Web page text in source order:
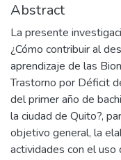
Abstract
La presente
¿Cómo contribuir al
aprendizaje de las
Trastorno por Déficit
del primer año de
la ciudad de Quito?,
objetivo general, la
actividades con el uso